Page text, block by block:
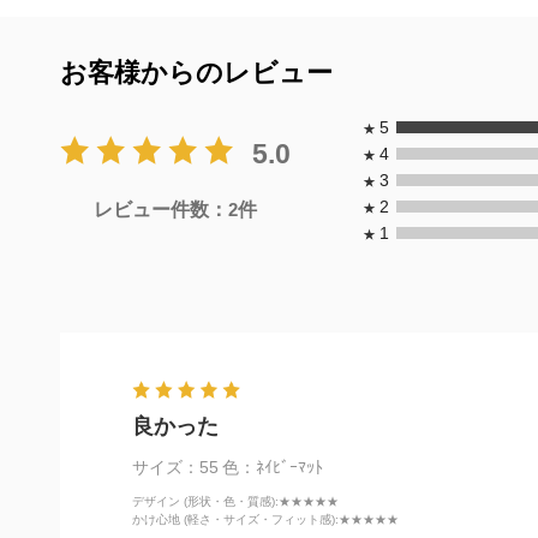
お客様からのレビュー
5.0
レビュー件数： 2件
★ 5
★ 4
★ 3
★ 2
★ 1
良かった
サイズ：55 色：ﾈｲﾋﾞｰﾏｯﾄ
デザイン (形状・色・質感):★★★★★
かけ心地 (軽さ・サイズ・フィット感):★★★★★